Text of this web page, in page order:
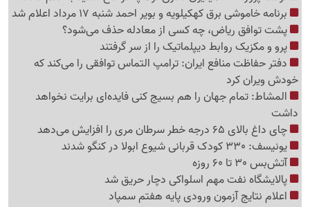
برنامه خاموشی برق کهکیلویه و بویر احمد شنبه 17 مرداد اعلام شد
پشت توافق ریاض، چه کسی از معادله حذف می‌شود؟
پرو و مکزیک روابط دیپلماتیک را از سر گرفتند
دفتر حفاظت منافع ایران: ترامپ التماس توافقی را می‌کند که
خودش ویران کرد
المشاط: تمام جهان را هم بسیج کنی فایده‌ای برایت نخواهد
داشت
چای داغ بالای 65 درجه خطر سرطان مری را افزایش می‌دهد
یونیسف: 330 کودک قربانی شیوع ابولا در کنگو شدند
آتش‌بس 30 تا 60 روزه
پالایشگاه نفت مهم اسلواکی دچار حریق شد
اعلام نتایج آزمون ورودی پایه هفتم سمپاد